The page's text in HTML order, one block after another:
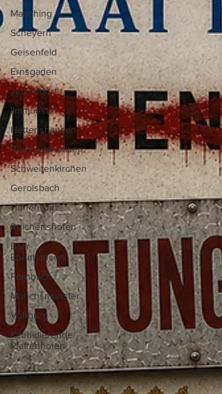
Manching
Scheyern
Geisenfeld
Ernsgaden
Jetzendorf
Ilmmünster
Hettenshausen
Reichertshausen
Schweitenkirchen
Gerolsbach
Hohenwart
Reichertshofen
Baar-
Ebenhausen
Pörnbach
Münchsmünster
Vohburg
Kandidierende
Pfaffenhofen